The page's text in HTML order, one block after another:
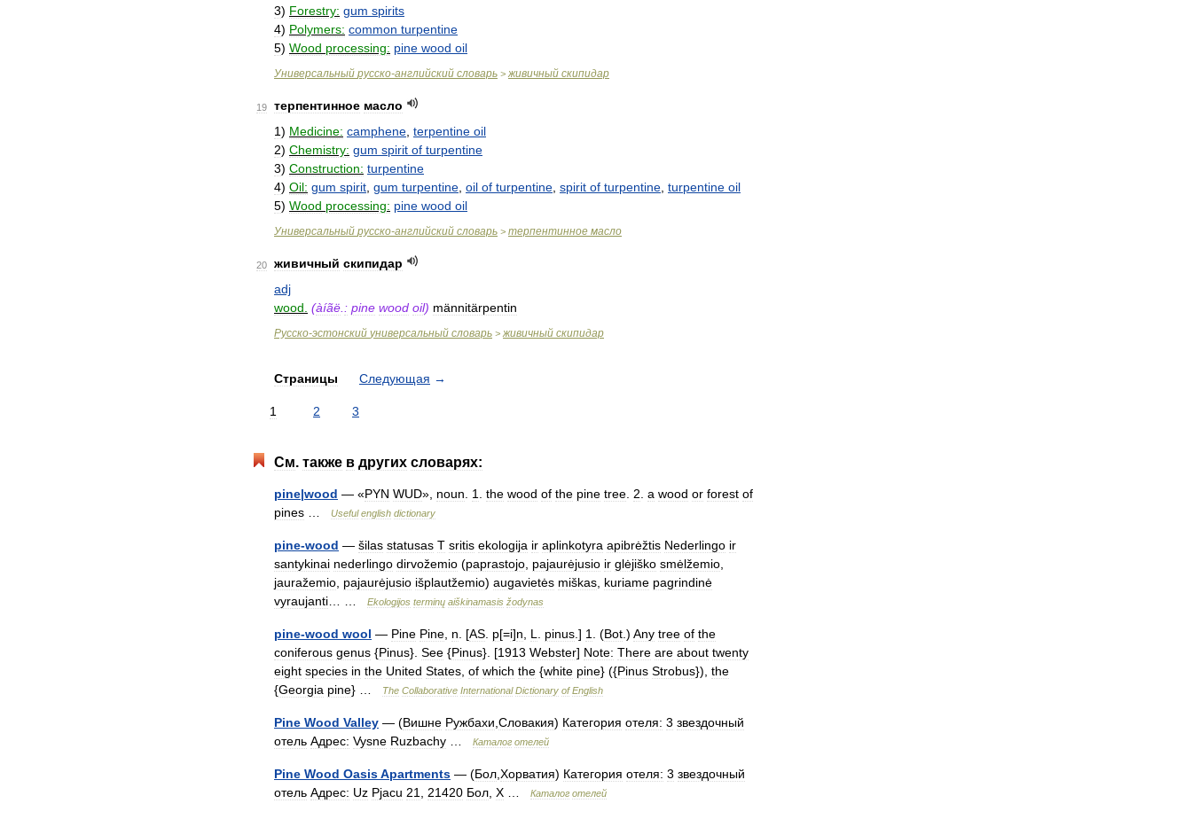
3) Forestry: gum spirits
4) Polymers: common turpentine
5) Wood processing: pine wood oil
Универсальный русско-английский словарь > живичный скипидар
19 терпентинное масло
1) Medicine: camphene terpentine oil
2) Chemistry: gum spirit of turpentine
3) Construction: turpentine
4) Oil: gum spirit gum turpentine oil of turpentine spirit of turpentine turpentine oil
5) Wood processing: pine wood oil
Универсальный русско-английский словарь > терпентинное масло
20 живичный скипидар
adj
wood (àíãë : pine wood oil) männitärpentin
Русско-эстонский универсальный словарь > живичный скипидар
Страницы Следующая →
1 2 3
См. также в других словарях:
pine|wood — «PYN WUD», noun 1 the wood of the pine tree 2 a wood or forest of
pines
Useful english dictionary
pine-wood — šilas statusas T sritis ekologija ir aplinkotyra apibrėžtis Nederlingo ir
santykinai nederlingo dirvožemio (paprastojo pajaurėjusio ir glėjiško smėlžemio
jauražemio pajaurėjusio išplautžemio) augavietės miškas kuriame pagrindinė
vyraujanti
Ekologijos terminų aiškinamasis žodynas
pine-wood wool — Pine Pine n . [AS p[=i]n L pinus .] 1 . (Bot .) Any tree of the
coniferous genus {Pinus}. See {Pinus}. [1913 Webster] Note: There are about twenty
eight species in the United States of which the {white pine} ({Pinus Strobus}), the
{Georgia pine} … The Collaborative International Dictionary of English
Pine Wood Valley — (Вишне Ружбахи Словакия) Категория отеля: 3 звездочный
отель Адрес: Vysne Ruzbachy Каталог отелей
Pine Wood OasisApartments — (Бол Хорватия) Категория отеля: 3 звездочный
отель Адрес: Uz Pjacu 21 21420 Бол Х Каталог отелей